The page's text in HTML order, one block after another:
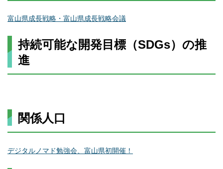
富山県成長戦略・富山県成長戦略会議
持続可能な開発目標（SDGs）の推
進
関係人口
デジタルノマド勉強会、富山県初開催！